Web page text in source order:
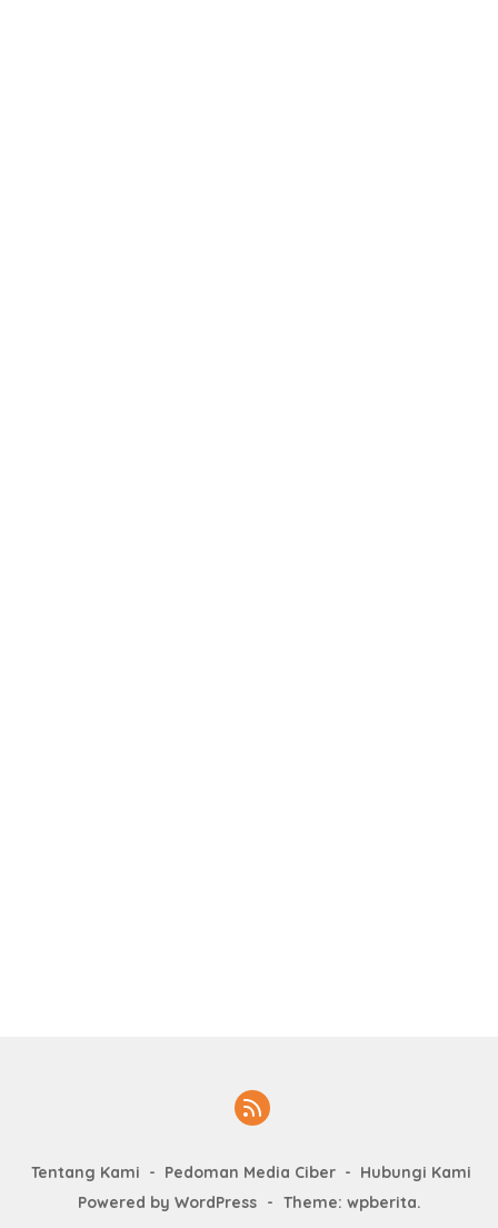
Tentang Kami Pedoman Media Ciber
Hubungi Kami
Powered by WordPress - Theme: wpberita.